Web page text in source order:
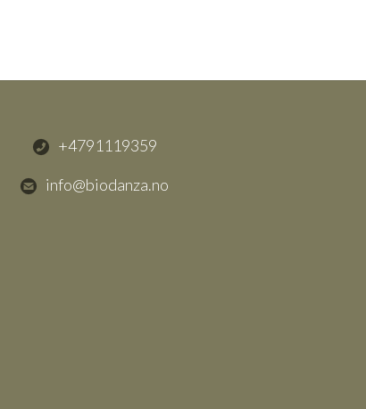
+4791119359
info@biodanza.no